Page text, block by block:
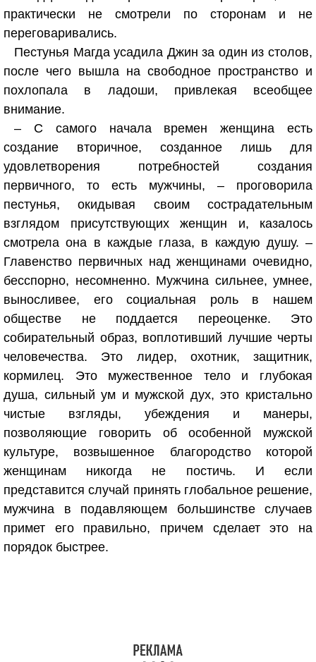
практически не смотрели по сторонам и не
переговаривались.
Пестунья Магда усадила Джин за один из столов,
после чего вышла на свободное пространство и
похлопала в ладоши, привлекая всеобщее
внимание.
– С самого начала времен женщина есть
создание вторичное, созданное лишь для
удовлетворения потребностей создания
первичного, то есть мужчины, – проговорила
пестунья, окидывая своим сострадательным
взглядом присутствующих женщин и, казалось
смотрела она в каждые глаза, в каждую душу. –
Главенство первичных над женщинами очевидно,
бесспорно, несомненно. Мужчина сильнее, умнее,
выносливее, его социальная роль в нашем
обществе не поддается переоценке. Это
собирательный образ, воплотивший лучшие черты
человечества. Это лидер, охотник, защитник,
кормилец. Это мужественное тело и глубокая
душа, сильный ум и мужской дух, это кристально
чистые взгляды, убеждения и манеры,
позволяющие говорить об особенной мужской
культуре, возвышенное благородство которой
женщинам никогда не постичь. И если
представится случай принять глобальное решение,
мужчина в подавляющем большинстве случаев
примет его правильно, причем сделает это на
порядок быстрее.